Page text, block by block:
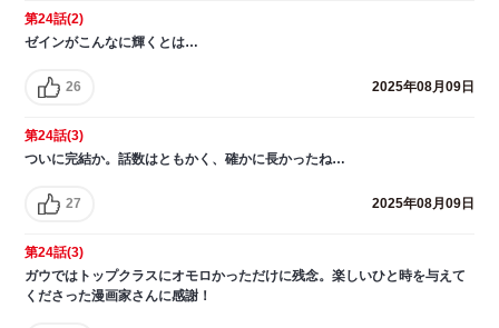
第24話(2)
ゼインがこんなに輝くとは…
26 2025年08月09日
第24話(3)
ついに完結か。話数はともかく、確かに長かったね…
27 2025年08月09日
第24話(3)
ガウではトップクラスにオモロかっただけに残念。楽しいひと時を与えて
くださった漫画家さんに感謝！